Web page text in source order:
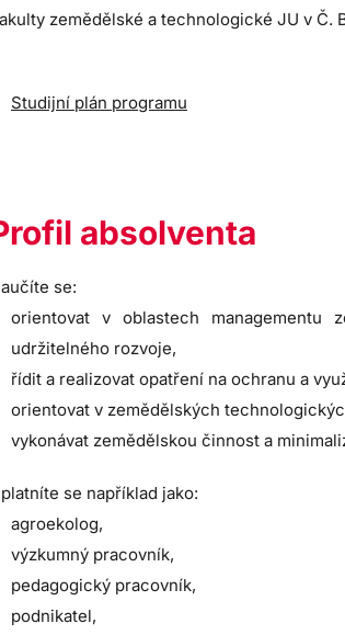
zemědělské a technologické JU v Č.
Studijní plán programu
absolventa
se:
orientovat v oblastech managementu
udržitelného rozvoje,
řídit a realizovat opatření na ochranu a
orientovat v zemědělských
vykonávat zemědělskou činnost a
se například jako:
agroekolog,
výzkumný pracovník,
pedagogický pracovník,
podnikatel,